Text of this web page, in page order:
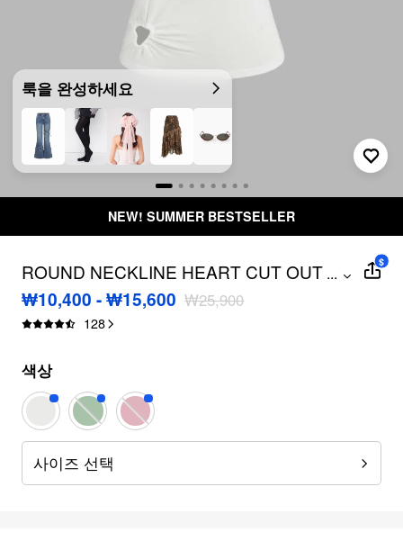
룩을 완성하세요
BESTSELLER
ROUND NECKLINE HEART CUT OUT
TOP
...
₩10,400 - ₩15,600 ₩25,900
128
$
색상
사이즈 선택